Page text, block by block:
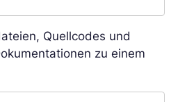
Quellcodes und
zu einem